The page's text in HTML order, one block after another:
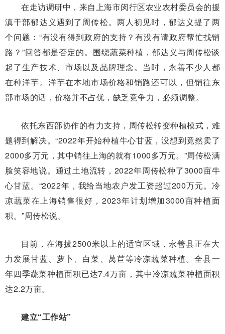
在走访调研中，来自上海市闵行区农业农村委员会的援
滇干部郁达义遇到了周传松。两人初见时，郁达义提了两
个问题：“有没有得到政府的支持？有没有请政府帮忙找销
路？”回答都是否定的。围绕蔬菜种植，郁达义与周传松谈
起了生产技术、市场以及品牌理念。当时，永善不少人都
在种洋芋。洋芋在本地市场价格和销路还可以，但销往东
部市场的话，价格并不占优，缺乏竞争力，必须调整。
依托东西部协作的有力支持，周传松转变种植模式，难
题得到解决。“2022年开始种植牛心甘蓝，没想到竟然卖了
2000多万元，其中销往上海的就有1000多万元。”周传松满
脸笑容地说。通过土地流转，2022年周传松种了3000亩牛
心甘蓝。“2022年，我给当地农户发工资超过200万元。冷
凉蔬菜在上海销售很好，2023年计划增加3000亩种植面
积。”周传松说。
目前，在海拔2500米以上的适宜区域，永善县正在大
力发展甘蓝、萝卜、白菜、莴苣等冷凉蔬菜种植。全县一
年四季蔬菜种植面积已达7.4万亩，其中冷凉蔬菜种植面积
达2.2万亩。
建立“工作站”